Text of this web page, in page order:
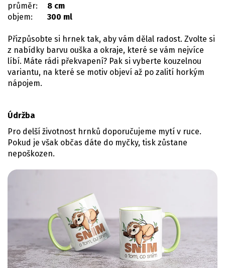
průměr:
8 cm
objem:
300 ml
Přizpůsobte si hrnek tak, aby vám dělal radost. Zvolte si
z nabídky barvu ouška a okraje, které se vám nejvíce
líbí. Máte rádi překvapení? Pak si vyberte kouzelnou
variantu, na které se motiv objeví až po zalití horkým
nápojem.
Údržba
Pro delší životnost hrnků doporučujeme mytí v ruce.
Pokud je však občas dáte do myčky, tisk zůstane
nepoškozen.